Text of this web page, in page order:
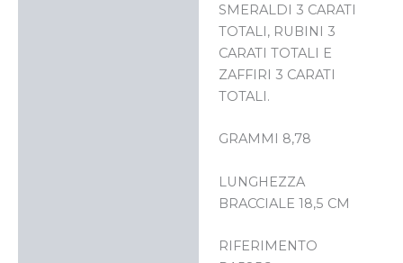
SMERALDI 3 CARATI
TOTALI, RUBINI 3
CARATI TOTALI E
ZAFFIRI 3 CARATI
TOTALI.
GRAMMI 8,78
LUNGHEZZA
BRACCIALE 18,5 CM
RIFERIMENTO